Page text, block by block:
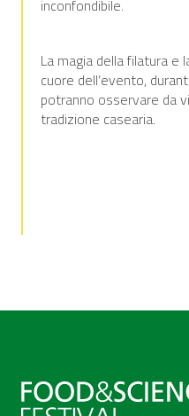
inconfondibile.
La magia della filatura e
cuore dell’evento,
potranno osservare da
tradizione casearia.